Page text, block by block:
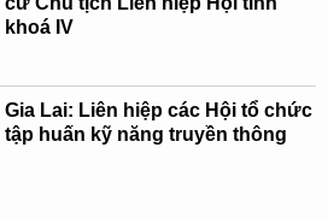
khoá IV
Gia Lai: Liên hiệp các Hội tổ chức
tập huấn kỹ năng truyền thông